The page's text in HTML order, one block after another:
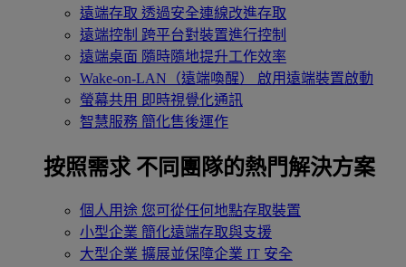
遠端存取 透過安全連線改進存取
遠端控制 跨平台對裝置進行控制
遠端桌面 隨時隨地提升工作效率
Wake-on-LAN（遠端喚醒）
啟用遠端裝置啟動
螢幕共用 即時視覺化通訊
智慧服務 簡化售後運作
按照需求 不同團隊的熱門解決方案
個人用途 您可從任何地點存取裝置
小型企業 簡化遠端存取與支援
大型企業 擴展並保障企業 IT 安全